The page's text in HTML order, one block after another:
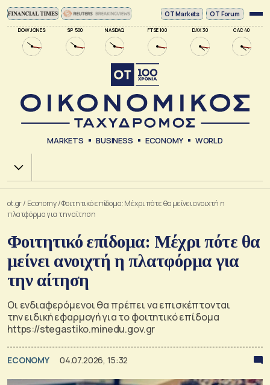
DOW JONES SP 500 NASDAQ FTSE 100 DAX 30 CAC 40
ΟΤ Markets OT Forum
MARKETS BUSINESS ECONOMY WORLD
Χ.Α.
ot.gr/ Economy/Φοιτητικό επίδομα: Μέχρι πότε θα μείνει ανοιχτή η
πλατφόρμα για την αίτηση
Φοιτητικό επίδομα: Μέχρι πότε θα
μείνει ανοιχτή η πλατφόρμα για
την αίτηση
Οι ενδιαφερόμενοι θα πρέπει να επισκέπτονται
την ειδική εφαρμογή για το φοιτητικό επίδομα
https://stegastiko.minedu.gov.gr
ECONOMY 04.07.2026, 15:32